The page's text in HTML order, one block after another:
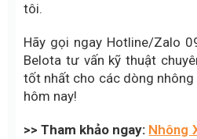
tôi.
Hãy gọi ngay Hotline/Zalo
Belota tư vấn kỹ thuật
tốt nhất cho các dòng
hôm nay!
>> Tham khảo ngay: Nhông